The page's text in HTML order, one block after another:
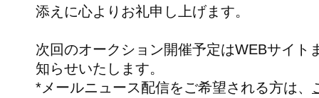
添えに心よりお礼申し上げます。
次回のオークション開催予定はWEBサイト
知らせいたします。
*メールニュース配信をご希望される方は、